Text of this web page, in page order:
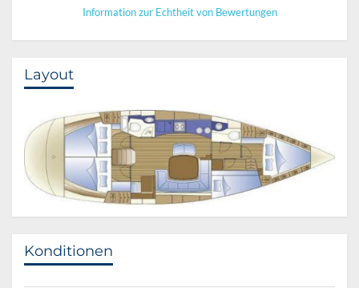
Information zur Echtheit von Bewertungen
Layout
Konditionen